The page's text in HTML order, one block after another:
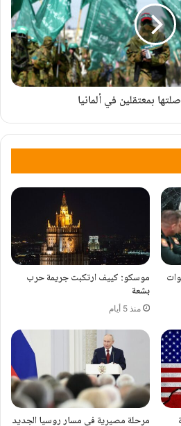
بمعتقلين في ألمانيا
موسكو: كييف ارتكبت جريمة حرب
بشعة
منذ 5 أيام
مرحلة مصيرية في مسار روسيا الجديد